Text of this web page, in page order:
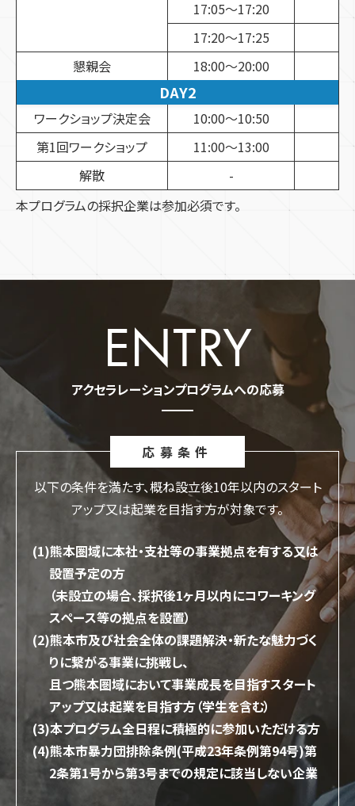
17:05～17:20
17:20～17:25
懇親会
18:00〜20:00
DAY2
ワークショップ決定会
10:00～10:50
第1回ワークショップ
11:00～13:00
解散
-
本プログラムの採択企業は参加必須です。
アクセラレーションプログラムへの応募
ENTRY
応募条件
以下の条件を満たす、概ね設立後10年以内のスタート
アップ又は起業を目指す方が対象です。
(1)熊本圏域に本社・支社等の事業拠点を有する又は
設置予定の方
（未設立の場合、採択後1ヶ月以内にコワーキング
スペース等の拠点を設置）
(2)熊本市及び社会全体の課題解決・新たな魅力づく
りに繋がる事業に挑戦し、
且つ熊本圏域において事業成長を目指すスタート
アップ又は起業を目指す方（学生を含む）
(3)本プログラム全日程に積極的に参加いただける方
(4)熊本市暴力団排除条例(平成23年条例第94号)第
2条第1号から第3号までの規定に該当しない企業